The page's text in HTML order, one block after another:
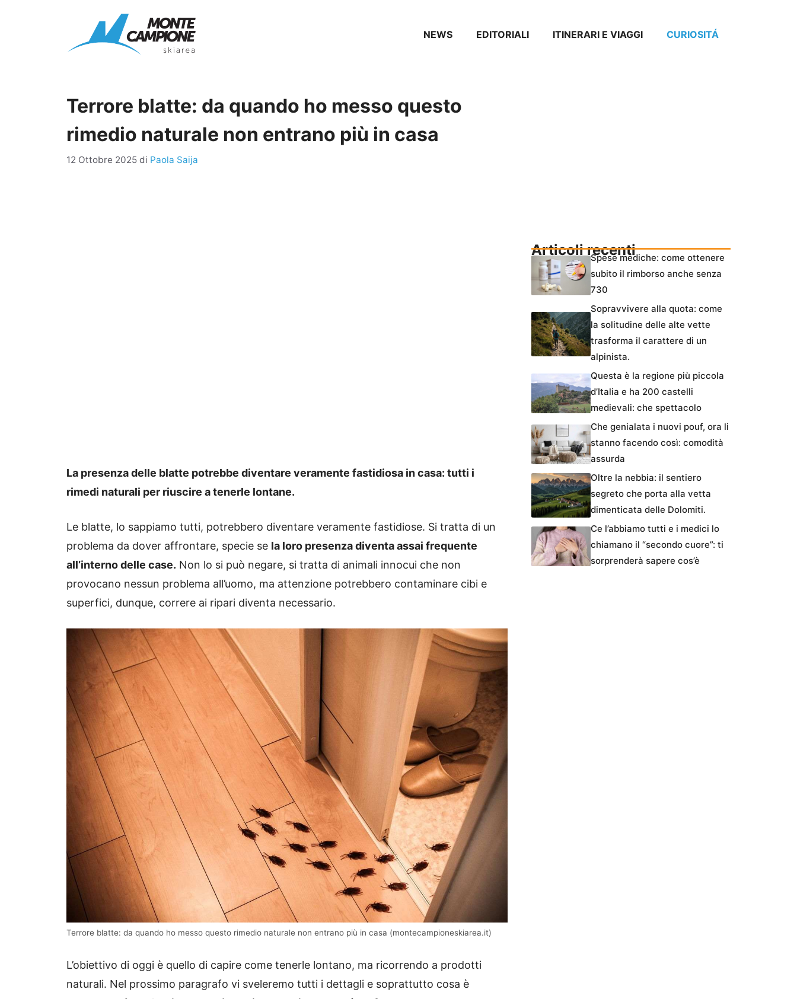
NEWS EDITORIALI ITINERARI E VIAGGI CURIOSITÁ
Terrore blatte: da quando ho messo questo
rimedio naturale non entrano più in casa
12 Ottobre 2025 di Paola Saija
La presenza delle blatte potrebbe diventare veramente fastidiosa in casa: tutti i
rimedi naturali per riuscire a tenerle lontane.
Le blatte, lo sappiamo tutti, potrebbero diventare veramente fastidiose. Si tratta di un
problema da dover affrontare, specie se la loro presenza diventa assai frequente
all’interno delle case. Non lo si può negare, si tratta di animali innocui che non
provocano nessun problema all’uomo, ma attenzione potrebbero contaminare cibi e
superfici, dunque, correre ai ripari diventa necessario.
Terrore blatte: da quando ho messo questo rimedio naturale non entrano più in casa (montecampioneskiarea.it)
L’obiettivo di oggi è quello di capire come tenerle lontano, ma ricorrendo a prodotti
naturali. Nel prossimo paragrafo vi sveleremo tutti i dettagli e soprattutto cosa è
Articoli recentiSpese mediche: come ottenere
subito il rimborso anche senza
730
Sopravvivere alla quota: come
la solitudine delle alte vette
trasforma il carattere di un
alpinista.
Questa è la regione più piccola
d’Italia e ha 200 castelli
medievali: che spettacolo
Che genialata i nuovi pouf, ora li
stanno facendo così: comodità
assurda
Oltre la nebbia: il sentiero
segreto che porta alla vetta
dimenticata delle Dolomiti.
Ce l’abbiamo tutti e i medici lo
chiamano il “secondo cuore”: ti
sorprenderà sapere cos’è